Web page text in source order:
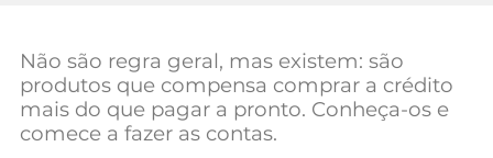
Negócios
Mundial 2026
Não são regra geral, mas existem: são
produtos que compensa comprar a crédito
mais do que pagar a pronto. Conheça-os e
comece a fazer as contas.